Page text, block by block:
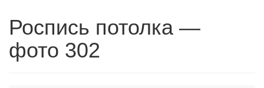
Роспись потолка —
фото 302